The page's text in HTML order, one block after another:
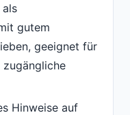
gutem
geeignet für
Hinweise auf